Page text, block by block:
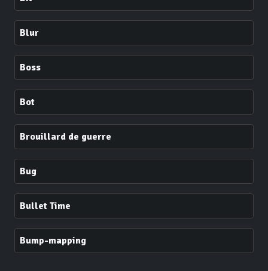
Blur
Boss
Bot
Brouillard de guerre
Bug
Bullet Time
Bump-mapping